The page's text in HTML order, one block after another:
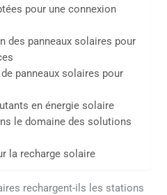
pour une connexion
des panneaux solaires pour
panneaux solaires pour
en énergie solaire
le domaine des solutions
la recharge solaire
rechargent-ils les stations